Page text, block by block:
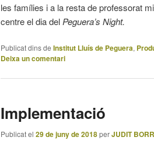
les famílies i a la resta de professorat
centre el dia del Peguera’s Night.
Publicat dins de Institut Lluís de Peguera,
Deixa un comentari
Implementació
Publicat el 29 de juny de 2018perJUDIT